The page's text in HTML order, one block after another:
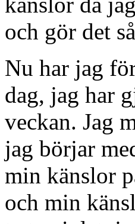
och gör det
Nu har jag
dag, jag har
veckan. Jag
jag börjar
min känslor
och min